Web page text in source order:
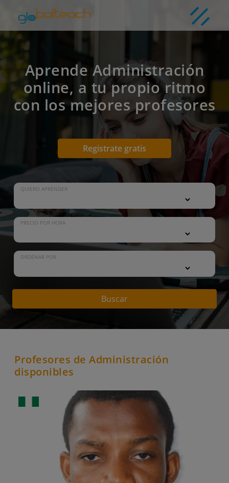
Aprende Administración
online, a tu propio ritmo
con los mejores profesores
Registrate gratis
QUIERO APRENDER
PRECIO POR HORA
ORDENAR POR
Buscar
Profesores de Administración
disponibles